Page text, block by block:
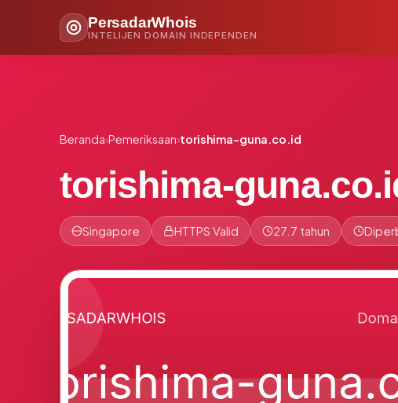
PersadarWhois
INTELIJEN DOMAIN INDEPENDEN
Beranda›Pemeriksaan›torishima-guna.co.id
torishima-
Singapore HTTPS Valid 27.7 tahun